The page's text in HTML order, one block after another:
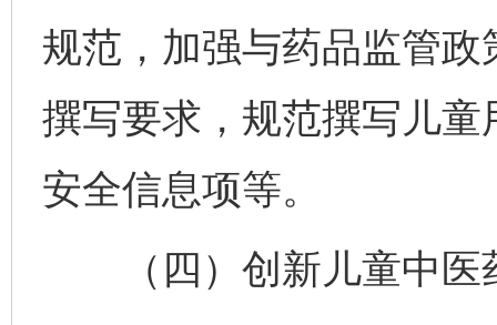
规范，加强与药品监管
撰写要求，规范撰写儿
安全信息项等。
（四）创新儿童中医